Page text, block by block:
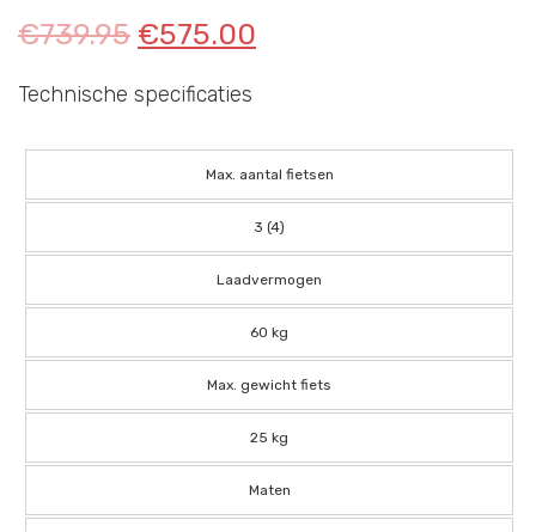
€739.95 €575.00
Technische specificaties
Max. aantal fietsen
3 (4)
Laadvermogen
60 kg
Max. gewicht fiets
25 kg
Maten